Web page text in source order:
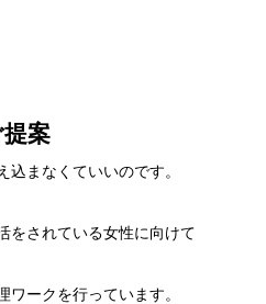
案
まなくていいのです。
をされている女性に向けて
ワークを行っています。